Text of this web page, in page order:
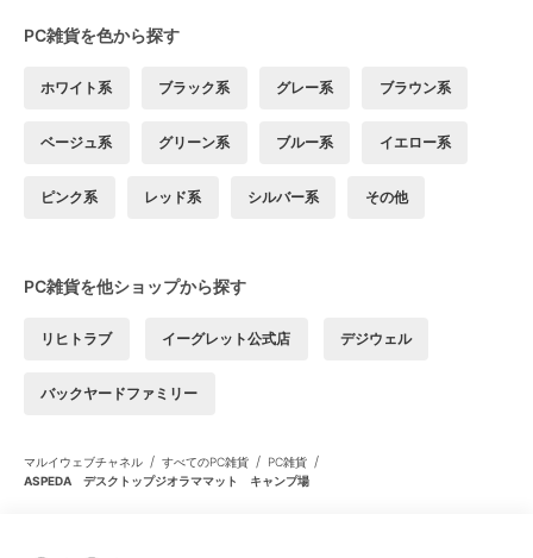
PC雑貨を色から探す
ホワイト系 ブラック系 グレー系 ブラウン系
ベージュ系 グリーン系 ブルー系 イエロー系
ピンク系 レッド系 シルバー系 その他
PC雑貨を他ショップから探す
リヒトラブ イーグレット公式店 デジウェル
バックヤードファミリー
マルイウェブチャネル / すべてのPC雑貨 / PC雑貨 /
ASPEDA デスクトップジオラママット キャンプ場